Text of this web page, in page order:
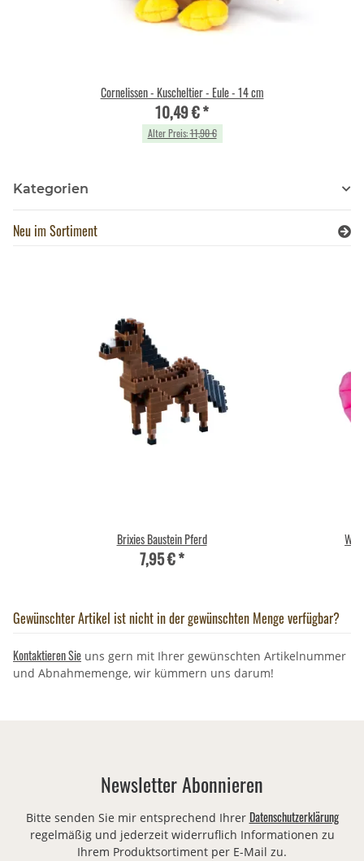
Cornelissen - Kuscheltier - Eule - 14 cm
10,49 €*
Alter Preis:11,90 €
Kategorien
Neu im Sortiment
Brixies Baustein Pferd
7,95 €*
Gewünschter Artikel ist nicht in der gewünschten Menge verfügbar?
Kontaktieren Sie uns gern mit Ihrer gewünschten Artikelnummer
und Abnahmemenge, wir kümmern uns darum!
Newsletter Abonnieren
Bitte senden Sie mir entsprechend Ihrer Datenschutzerklärung
regelmäßig und jederzeit widerruflich Informationen zu
Ihrem Produktsortiment per E-Mail zu.